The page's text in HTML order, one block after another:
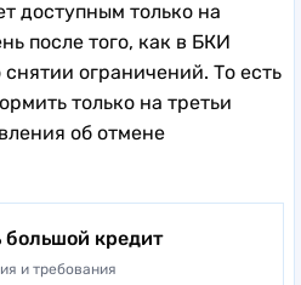
доступным только на
после того, как в БКИ
ограничений. То есть
только на третьи
об отмене
большой кредит
и требования